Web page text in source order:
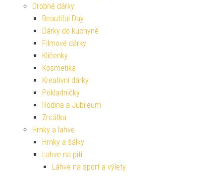
Drobné dárky
Beautiful Day
Dárky do kuchyně
Filmové dárky
Klíčenky
Kosmetika
Kreativní dárky
Pokladničky
Rodina a Jubileum
Zrcátka
Hrnky a lahve
Hrnky a šálky
Lahve na pití
Láhve na sport a výlety